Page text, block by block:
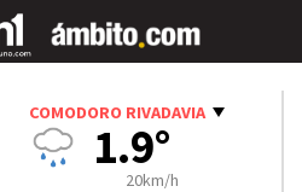
COMODORO RIVADAVIA
1.9°
20km/h